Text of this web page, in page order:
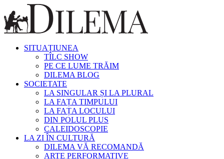
SITUAȚIUNEA
TÎLC SHOW
PE CE LUME TRĂIM
DILEMA BLOG
SOCIETATE
LA SINGULAR ȘI LA PLURAL
LA FAȚA TIMPULUI
LA FAȚA LOCULUI
DIN POLUL PLUS
CALEIDOSCOPIE
LA ZI ÎN CULTURĂ
DILEMA VĂ RECOMANDĂ
ARTE PERFORMATIVE